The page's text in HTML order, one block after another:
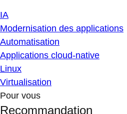
IA
Modernisation des applications
Automatisation
Applications cloud-native
Linux
Virtualisation
Pour vous
Recommandation